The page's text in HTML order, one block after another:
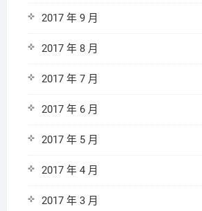
2017 年 9 月
2017 年 8 月
2017 年 7 月
2017 年 6 月
2017 年 5 月
2017 年 4 月
2017 年 3 月